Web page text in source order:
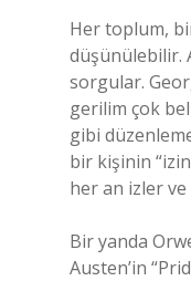
Her toplum,
düşünülebilir.
sorgular.
gerilim çok
gibi
bir kişinin
her an izler
Bir yanda
Austen’in